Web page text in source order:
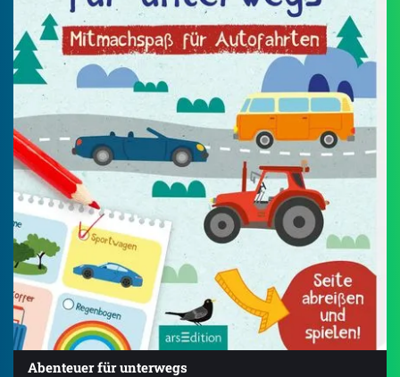
Abenteuer für unterwegs